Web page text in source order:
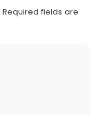
Required fields are